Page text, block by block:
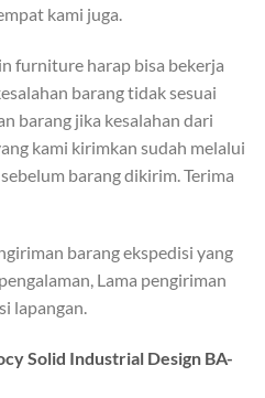
kami juga.
furniture harap bisa bekerja
barang tidak sesuai
barang jika kesalahan dari
kami kirimkan sudah melalui
barang dikirim. Terima
barang ekspedisi yang
Lama pengiriman
lapangan.
Solid Industrial Design BA-